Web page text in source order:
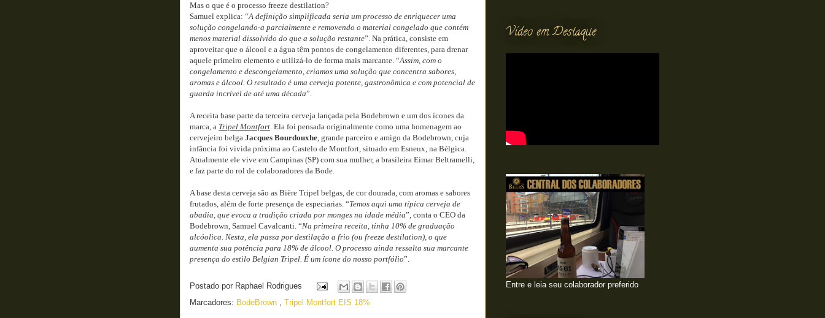
Mas o que é o processo freeze destilation?
Samuel explica: “A definição simplificada seria um processo de enriquecer uma
solução congelando-a parcialmente e removendo o material congelado que contém
menos material dissolvido do que a solução restante”. Na prática, consiste em
aproveitar que o álcool e a água têm pontos de congelamento diferentes, para drenar
aquele primeiro elemento e utilizá-lo de forma mais marcante. “Assim, com o
congelamento e descongelamento, criamos uma solução que concentra sabores,
aromas e álcool. O resultado é uma cerveja potente, gastronômica e com potencial de
guarda incrível de até uma década”.
A receita base parte da terceira cerveja lançada pela Bodebrown e um dos ícones da
marca, a Tripel Montfort. Ela foi pensada originalmente como uma homenagem ao
cervejeiro belga Jacques Bourdouxhe, grande parceiro e amigo da Bodebrown, cuja
infância foi vivida próxima ao Castelo de Montfort, situado em Esneux, na Bélgica.
Atualmente ele vive em Campinas (SP) com sua mulher, a brasileira Eimar Beltramelli,
e faz parte do rol de colaboradores da Bode.
A base desta cerveja são as Bière Tripel belgas, de cor dourada, com aromas e sabores
frutados, além de forte presença de especiarias. “Temos aqui uma típica cerveja de
abadia, que evoca a tradição criada por monges na idade média”, conta o CEO da
Bodebrown, Samuel Cavalcanti. “Na primeira receita, tinha 10% de graduação
alcóolica. Nesta, ela passa por destilação a frio (ou freeze destilation), o que
aumenta sua potência para 18% de álcool. O processo ainda ressalta sua marcante
presença do estilo Belgian Tripel. É um ícone do nosso portfólio”.
Postado por Raphael Rodrigues
Marcadores: BodeBrown , Tripel Montfort EIS 18%
Vídeo em Destaque
Entre e leia seu colaborador preferido